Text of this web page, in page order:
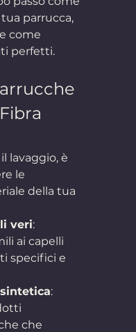
parrucca,
come
perfetti.
lavaggio, è
le
della tua
veri:
ai capelli
specifici e
:
che